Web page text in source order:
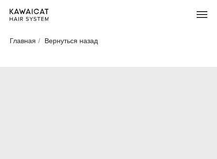
Главная / Вернуться назад